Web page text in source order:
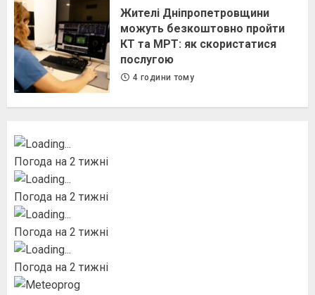
Жителі Дніпропетровщини
можуть безкоштовно пройти
КТ та МРТ: як скористатися
послугою
4 години тому
Погода на 2 тижні
Погода на 2 тижні
Погода на 2 тижні
Погода на 2 тижні